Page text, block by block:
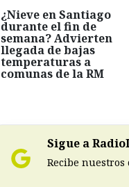
¿Nieve en Santiago
durante el fin de
semana? Advierten
llegada de bajas
temperaturas a
comunas de la RM
Sigue a
Recibe